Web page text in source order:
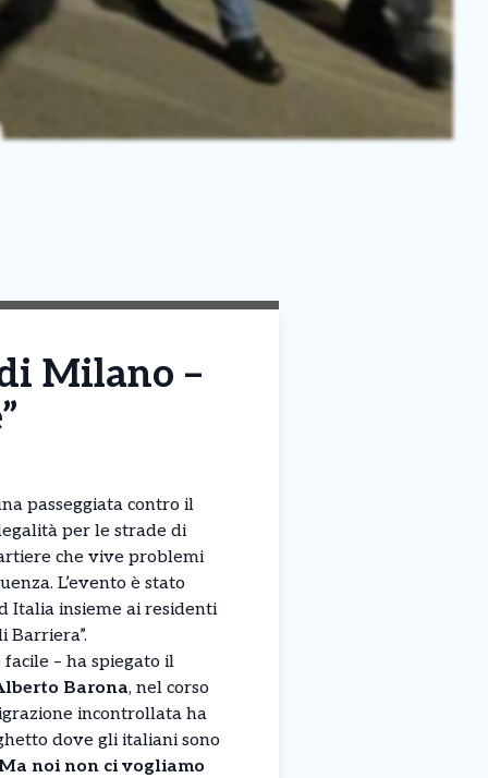
Milano –
passeggiata contro il
per le strade di
che vive problemi
L’evento è stato
Italia insieme ai residenti
Barriera”.
– ha spiegato il
Barona, nel corso
incontrollata ha
dove gli italiani sono
noi non ci vogliamo